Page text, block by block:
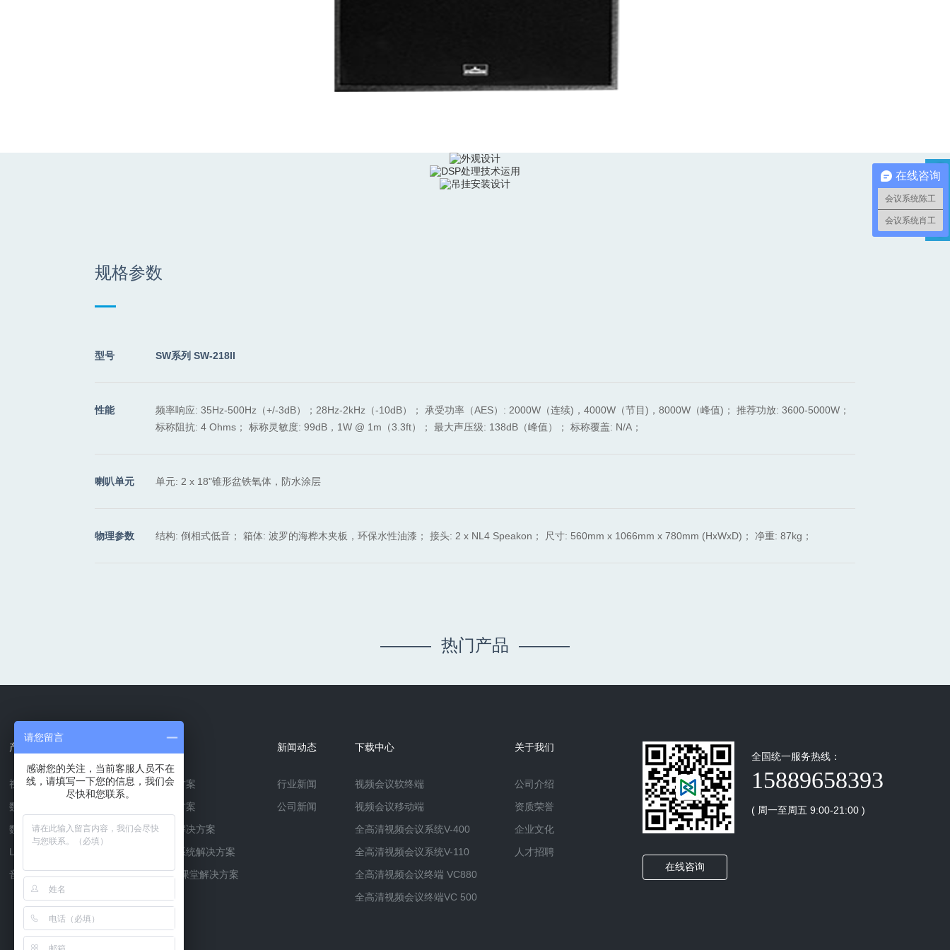
箱体设计有叠放固定槽，便于堆叠安装，不用担心震动引起滑落。
音箱两侧设计有搬运的挽手，音箱后背预留有滑轮的安装螺孔，便于搬运和移动。
表面处理采用多层环保水性油漆，坚固、耐用、环保。 优化的腔体设计，
吊挂安装设计
规格参数
型号 SW系列 SW-218II
性能
频率响应: 35Hz-500Hz（+/-3dB）；28Hz-2kHz（-10dB）； 承受功率（AES）: 2000W（连续)，4000W（节目)，8000W（峰值)； 推荐功放: 3600-5000W；
标称阻抗: 4 Ohms； 标称灵敏度: 99dB，1W @ 1m（3.3ft）； 最大声压级: 138dB（峰值）； 标称覆盖: N/A；
喇叭单元 单元: 2 x 18"锥形盆铁氧体，防水涂层
物理参数 结构: 倒相式低音； 箱体: 波罗的海桦木夹板，环保水性油漆； 接头: 2 x NL4 Speakon； 尺寸: 560mm x 1066mm x 780mm (HxWxD)； 净重: 87kg；
——— 热门产品 ———
产品中心
视频会议系统
数字音频处理器
数字功放
LED显示屏
音响扩声系统
大型会议解决方案
远程医疗解决方案
多功能报告厅解决方案
会议室音视频系统解决方案
远程教育-双师课堂解决方案
新闻动态
行业新闻
公司新闻
下载中心
视频会议软终端
视频会议移动端
全高清视频会议系统V-400
全高清视频会议系统V-110
全高清视频会议终端 VC880
全高清视频会议终端VC 500
关于我们
公司介绍
资质荣誉
企业文化
人才招聘
全国统一服务热线：
15889658393
( 周一至周五 9:00-21:00 )
在线咨询
在线咨询
会议系统陈工
会议系统肖工
请您留言
感谢您的关注，当前客服人员不在
线，请填写一下您的信息，我们会
尽快和您联系。